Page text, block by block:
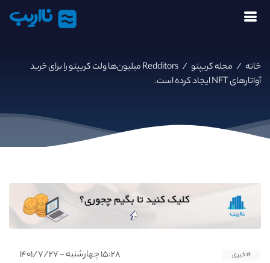
نااریب
خانه / مجله کریپتو /
Redditors میلیون‌ها ولت کریپتو را برای خرید
آواتارهای NFT ایجاد کرده‌ است.
#خبری ۱۵:۲۸ چهارشنبه - ۱۴۰۱/۷/۲۷